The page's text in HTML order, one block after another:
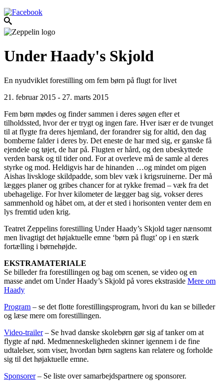
Under Haady's Skjold
En nyudviklet forestilling om fem børn på flugt for livet
21. februar 2015 - 27. marts 2015
Fem børn mødes og finder sammen i deres søgen efter et
tilholdssted, hvor der er trygt og ingen fare. Hver især er de tvunget
til at flygte fra deres hjemland, der forandrer sig for altid, den dag
bomberne falder i deres by. Det eneste de har med sig, er ganske få
ejendele og tøjet, de har på. Flugten er hård, og den ubeskyttede
verden barsk og til tider ond. For at overleve må de samle al deres
styrke og mod. Heldigvis har de hinanden …og mindet om pigen
Aishas livskloge skildpadde, som blev væk i krigsruinerne. Der må
lægges planer og gribes chancer for at rykke fremad – væk fra det
ubehagelige. For hver kilometer de lægger bag sig, vokser deres
sammenhold og håbet om, at der et sted i horisonten venter dem en
lys fremtid uden krig.
Teatret Zeppelins forestilling Under Haady’s Skjold tager nænsomt
men livagtigt det højaktuelle emne ‘børn på flugt’ op i en stærk
fortælling i børnehøjde.
EKSTRAMATERIALE
Se billeder fra forestillingen og bag om scenen, se video og en
masse andet om Under Haady’s Skjold på vores ekstraside Mere om
Haady
Program – se det flotte forestillingsprogram, hvori du kan se billeder
og læse mere om forestillingen.
Video-trailer– Se hvad danske skolebørn gør sig af tanker om at
flygte af nød. Medmenneskeligheden skinner igennem i de fine
udtalelser, som viser, hvordan børn sagtens kan relatere og forholde
sig til det højaktuelle emne.
Sponsorer– Se liste over samarbejdspartnere og sponsorer.